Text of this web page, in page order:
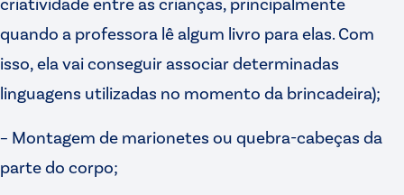
quando a professora lê algum livro para elas. Com
isso, ela vai conseguir associar determinadas
linguagens utilizadas no momento da brincadeira);
– Montagem de marionetes ou quebra-cabeças da
parte do corpo;